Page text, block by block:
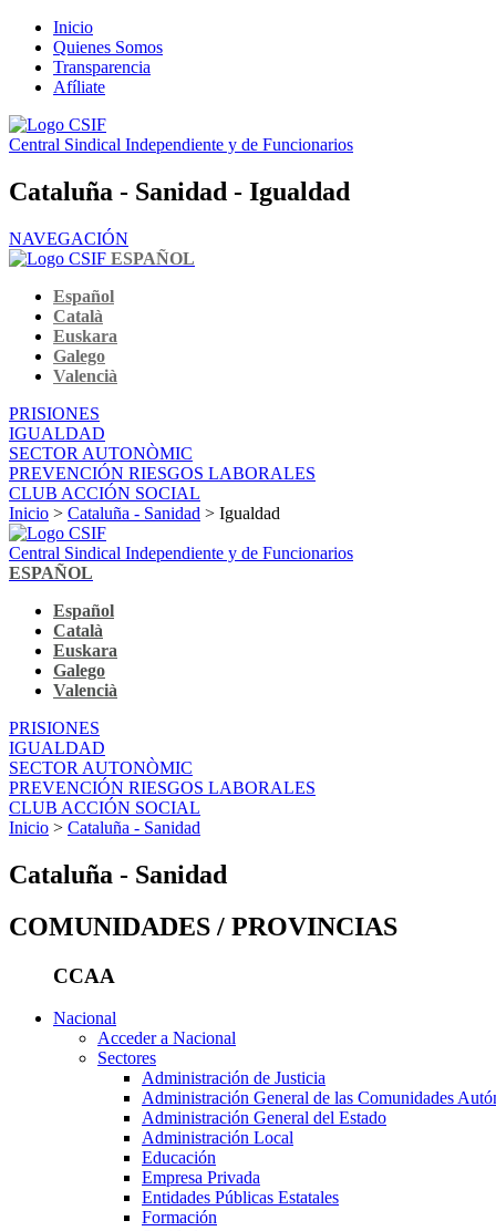
Inicio
Quienes Somos
Transparencia
Afíliate
Central Sindical Independiente y de Funcionarios
Cataluña - Sanidad - Igualdad
NAVEGACIÓN
ESPAÑOL
Español
Català
Euskara
Galego
Valencià
PRISIONES
IGUALDAD
SECTOR AUTONÒMIC
PREVENCIÓN RIESGOS LABORALES
CLUB ACCIÓN SOCIAL
Inicio > Cataluña - Sanidad > Igualdad
Central Sindical Independiente y de Funcionarios
ESPAÑOL
Español
Català
Euskara
Galego
Valencià
PRISIONES
IGUALDAD
SECTOR AUTONÒMIC
PREVENCIÓN RIESGOS LABORALES
CLUB ACCIÓN SOCIAL
Inicio > Cataluña - Sanidad
Cataluña - Sanidad
COMUNIDADES / PROVINCIAS
CCAA
Nacional
Acceder a Nacional
Sectores
Administración de Justicia
Administración General de las Comunidades
Administración General del Estado
Administración Local
Educación
Empresa Privada
Entidades Públicas Estatales
Formación